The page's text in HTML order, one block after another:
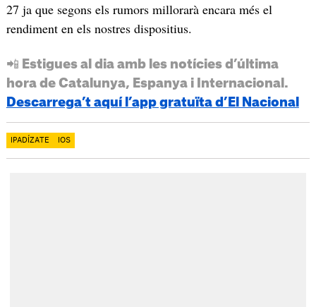
27 ja que segons els rumors millorarà encara més el
rendiment en els nostres dispositius.
📲 Estigues al dia amb les notícies d’última
hora de Catalunya, Espanya i Internacional.
Descarrega’t aquí l’app gratuïta d’El Nacional
IPADÍZATE IOS